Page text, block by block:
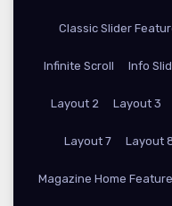
Classic Slider
Infinite Scroll Info
Layout 2 Layout 3
Layout 7 Layout
Magazine Home